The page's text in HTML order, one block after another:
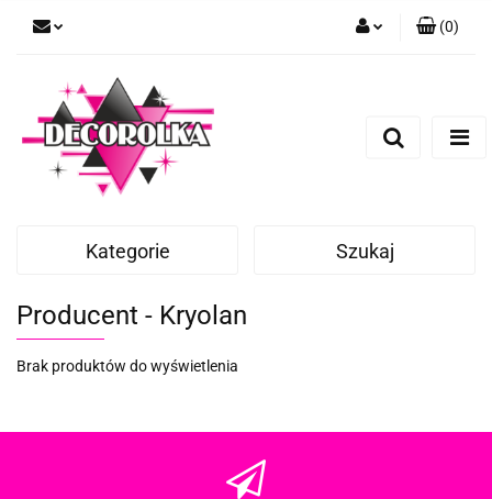
(0)
Kategorie Szukaj
Producent - Kryolan
Brak produktów do wyświetlenia